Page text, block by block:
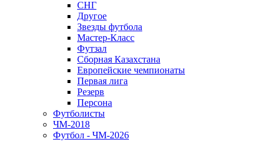
СНГ
Другое
Звезды футбола
Мастер-Класс
Футзал
Сборная Казахстана
Европейские чемпионаты
Первая лига
Резерв
Персона
Футболисты
ЧМ-2018
Футбол - ЧМ-2026